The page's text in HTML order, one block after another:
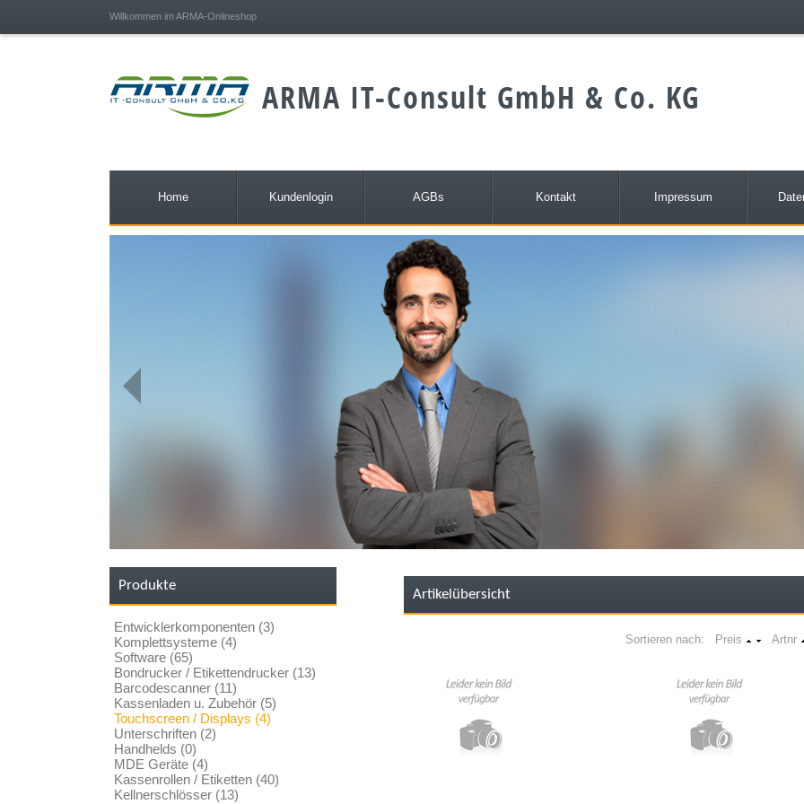
Willkommen im ARMA-Onlineshop
ARMA IT-Consult GmbH & Co. KG
Home Kundenlogin AGBs Kontakt Impressum
Produkte
Entwicklerkomponenten (3)
Komplettsysteme (4)
Software (65)
Bondrucker / Etikettendrucker (13)
Barcodescanner (11)
Kassenladen u. Zubehör (5)
Touchscreen / Displays (4)
Unterschriften (2)
Handhelds (0)
MDE Geräte (4)
Kassenrollen / Etiketten (40)
Kellnerschlösser (13)
Artikelübersicht
Sortieren nach: Preis Artnr